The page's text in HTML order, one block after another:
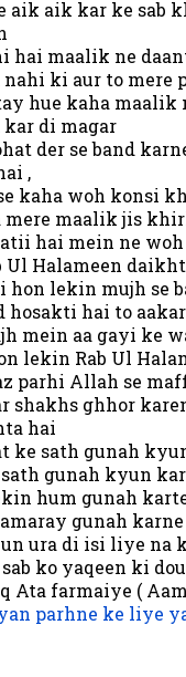
aik aik kar ke sab
hai maalik ne
ki aur to mere
hue kaha maalik
di magar
der se band
,
kaha woh konsi
maalik jis
hai mein ne
Ul Halameen
hon lekin mujh se
hosakti hai to
mein aa gayi ke
lekin Rab Ul
parhi Allah se
shakhs ghhor
hai
ke sath gunah
gunah kyun
hum gunah
gunah
ura di isi liye na
ko yaqeen ki
Ata farmaiye (
parhne ke liye